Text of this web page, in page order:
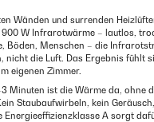
Wänden und surrenden
W Infrarotwärme – lautlos,
Böden, Menschen – die
nicht die Luft. Das Ergebnis fühlt
eigenen Zimmer.
Minuten ist die Wärme da, ohne
Staubaufwirbeln, kein
Energieeffizienzklasse A sorgt